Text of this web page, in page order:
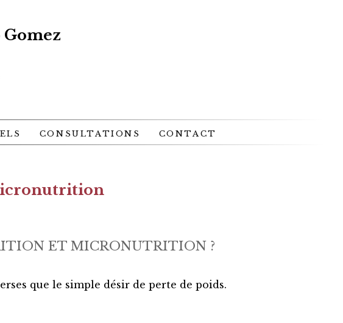
CONSULTATIONS CONTACT
ET MICRONUTRITION ?
que le simple désir de perte de poids.